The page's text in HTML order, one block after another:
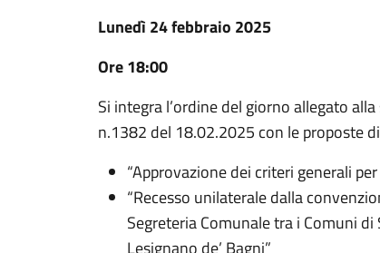
Lunedì 24 febbraio 2025
Ore 18:00
Si integra l’ordine del giorno allegato
n.1382 del 18.02.2025 con le proposte
“Approvazione dei criteri generali
“Recesso unilaterale dalla
Segreteria Comunale tra i Comuni
Lesignano de’ Bagni”